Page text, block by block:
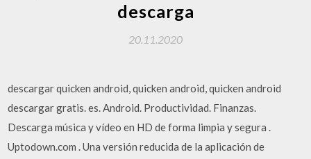
descarga
20.11.2020
descargar quicken android, quicken android, quicken android
descargar gratis. es. Android. Productividad. Finanzas.
Descarga música y vídeo en HD de forma limpia y segura .
Uptodown.com . Una versión reducida de la aplicación de